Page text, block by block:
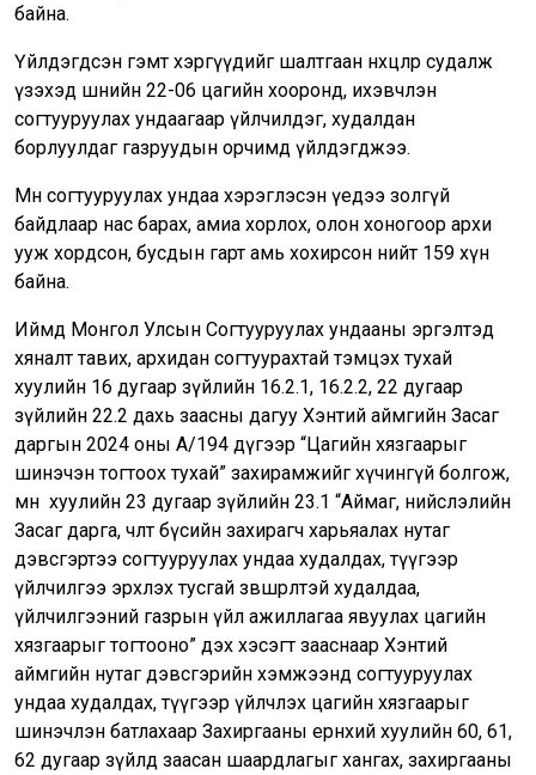
байна.
Үйлдэгдсэн гэмт хэргүүдийг шалтгаан нөхцлөөр судалж
үзэхэд шөнийн 22-06 цагийн хооронд, ихэвчлэн
согтууруулах ундаагаар үйлчилдэг, худалдан
борлуулдаг газруудын орчимд үйлдэгджээ.
Мөн согтууруулах ундаа хэрэглэсэн үедээ золгүй
байдлаар нас барах, амиа хорлох, олон хоногоор архи
ууж хордсон, бусдын гарт амь хохирсон нийт 159 хүн
байна.
Иймд Монгол Улсын Согтууруулах ундааны эргэлтэд
хяналт тавих, архидан согтуурахтай тэмцэх тухай
хуулийн 16 дугаар зүйлийн 16.2.1, 16.2.2, 22 дугаар
зүйлийн 22.2 дахь заасны дагуу Хэнтий аймгийн Засаг
даргын 2024 оны А/194 дүгээр “Цагийн хязгаарыг
шинэчэн тогтоох тухай” захирамжийг хүчингүй болгож,
мөн хуулийн 23 дугаар зүйлийн 23.1 “Аймаг, нийслэлийн
Засаг дарга, чөлөөт бүсийн захирагч харьяалах нутаг
дэвсгэртээ согтууруулах ундаа худалдах, түүгээр
үйлчилгээ эрхлэх тусгай зөвшөөрөлтэй худалдаа,
үйлчилгээний газрын үйл ажиллагаа явуулах цагийн
хязгаарыг тогтооно” дэх хэсэгт зааснаар Хэнтий
аймгийн нутаг дэвсгэрийн хэмжээнд согтууруулах
ундаа худалдах, түүгээр үйлчлэх цагийн хязгаарыг
шинэчлэн батлахаар Захиргааны ерөнхий хуулийн 60, 61,
62 дугаар зүйлд заасан шаардлагыг хангах, захиргааны